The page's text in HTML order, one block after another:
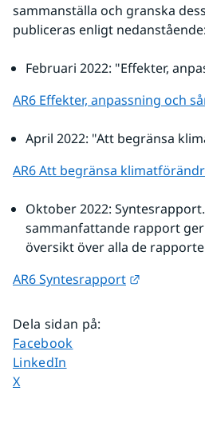
sammanställa och granska
publiceras enligt nedanstående:
Februari 2022: "Effekter,
AR6 Effekter, anpassning och
April 2022: "Att begränsa
AR6 Att begränsa
Oktober 2022:
sammanfattande rapport
översikt över alla de
AR6 Syntesrapport
Dela sidan på:
Dela sidan på
Facebook
Dela sidan på
LinkedIn
Dela sidan på
X